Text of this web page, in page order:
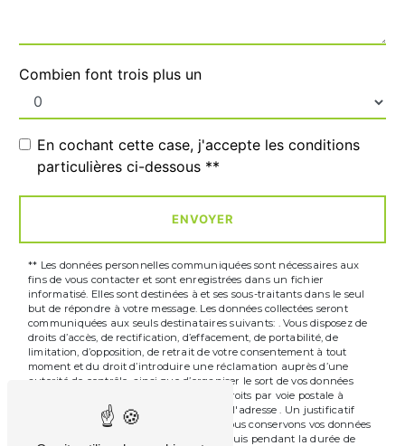
Combien font trois plus un
En cochant cette case, j'accepte les conditions
particulières ci-dessous **
ENVOYER
** Les données personnelles communiquées sont nécessaires aux
fins de vous contacter et sont enregistrées dans un fichier
informatisé. Elles sont destinées à et ses sous-traitants dans le seul
but de répondre à votre message. Les données collectées seront
communiquées aux seuls destinataires suivants: . Vous disposez de
droits d’accès, de rectification, d’effacement, de portabilité, de
limitation, d’opposition, de retrait de votre consentement à tout
moment et du droit d’introduire une réclamation auprès d’une
autorité de contrôle, ainsi que d’organiser le sort de vos données
post-mortem. Vous pouvez exercer ces droits par voie postale à
l'adresse ou par courrier électronique à l'adresse . Un justificatif
d'identité pourra vous être demandé. Nous conservons vos données
pendant la période de prise de contact puis pendant la durée de